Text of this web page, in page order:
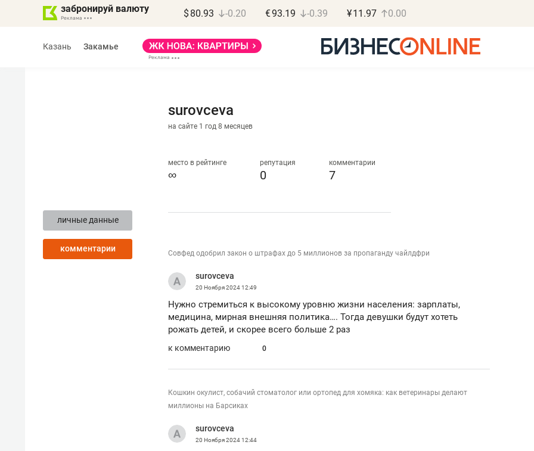
забронируй валюту $ 80.93 -0.20 €93.19 -0.39 ¥11.97 0.00
Казань Закамье
личные данные
комментарии
surovceva
на сайте 1 год 8 месяцев
место в рейтинге
∞
репутация
0
комментарии
7
Совфед одобрил закон о штрафах до 5 миллионов за пропаганду чайлдфри
surovceva
20 Ноября 202412:49
Нужно стремиться к высокому уровню жизни населения: зарплаты,
медицина, мирная внешняя политика…. Тогда девушки будут хотеть
рожать детей, и скорее всего больше 2 раз
к комментарию 0
Кошкин окулист, собачий стоматолог или ортопед для хомяка: как ветеринары делают
миллионы на Барсиках
surovceva
20 Ноября 202412:44
«КирпичХолдинг»
девелопера – найти
правильный продукт»
Девелопер из топ-10* застройщиков
Башкортостана входит в Татарстан
с ЖК «Иволга» в Зеленодольске
«Бросско»
помогает отвлечься